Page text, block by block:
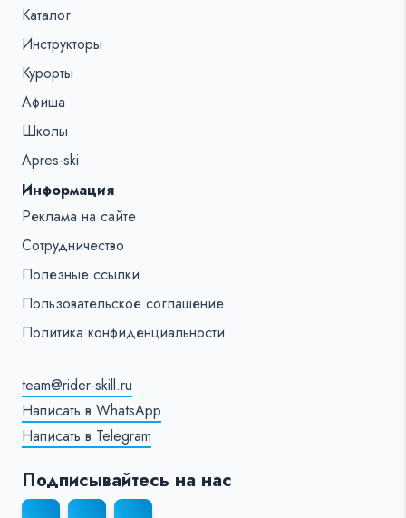
Каталог
Инструкторы
Курорты
Афиша
Школы
Apres-ski
Информация
Реклама на сайте
Сотрудничество
Полезные ссылки
Пользовательское соглашение
Политика конфиденциальности
team@rider-skill.ru
Написать в WhatsApp
Написать в Telegram
Подписывайтесь на нас